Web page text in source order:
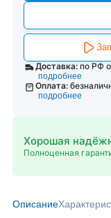
Доставка: по РФ
подробнее
Оплата:
подробнее
Хорошая
Полноценная
Описание